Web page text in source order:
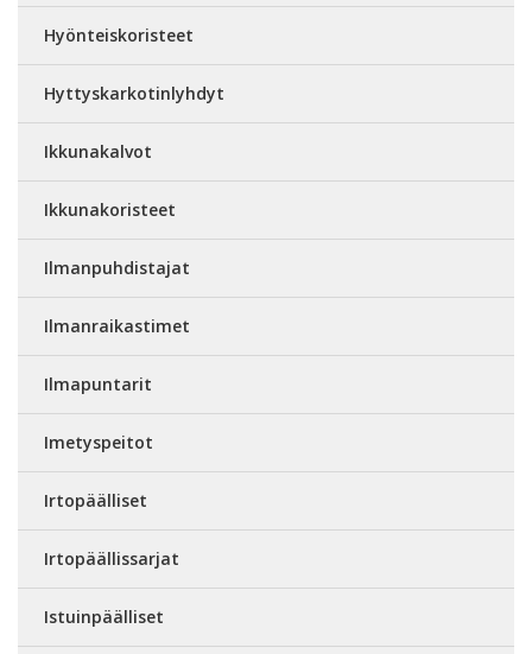
Hyönteiskoristeet
Hyttyskarkotinlyhdyt
Ikkunakalvot
Ikkunakoristeet
Ilmanpuhdistajat
Ilmanraikastimet
Ilmapuntarit
Imetyspeitot
Irtopäälliset
Irtopäällissarjat
Istuinpäälliset